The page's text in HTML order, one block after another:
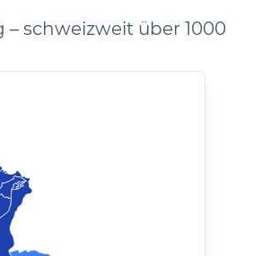
schweizweit über 1000